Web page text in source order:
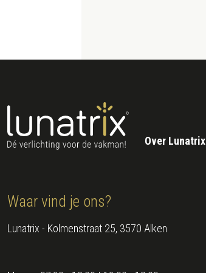
Over Lunatrix
Waar vind je ons?
Lunatrix - Kolmenstraat 25, 3570 Alken